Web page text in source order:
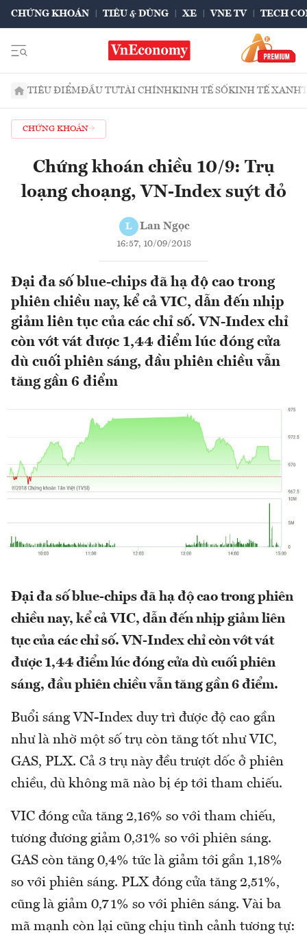
CHỨNG KHOÁN TIÊU & DÙNG XE VNE TV TECH
TIÊU ĐIỂMĐẦU TƯTÀI CHÍNHKINH TẾ SỐKINH TẾ XANH
CHỨNG KHOÁN
Chứng khoán chiều 10/9: Trụ
loạng choạng, VN-Index suýt đỏ
L Lan Ngọc
16:57, 10/09/2018
Đại đa số blue-chips đã hạ độ cao trong
phiên chiều nay, kể cả VIC, dẫn đến nhịp
giảm liên tục của các chỉ số. VN-Index chỉ
còn vớt vát được 1,44 điểm lúc đóng cửa
dù cuối phiên sáng, đầu phiên chiều vẫn
tăng gần 6 điểm
Đại đa số blue-chips đã hạ độ cao trong phiên
chiều nay, kể cả VIC, dẫn đến nhịp giảm liên
tục của các chỉ số. VN-Index chỉ còn vớt vát
được 1,44 điểm lúc đóng cửa dù cuối phiên
sáng, đầu phiên chiều vẫn tăng gần 6 điểm.
Buổi sáng VN-Index duy trì được độ cao gần
như là nhờ một số trụ còn tăng tốt như VIC,
GAS, PLX. Cả 3 trụ này đều trượt dốc ở phiên
chiều, dù không mã nào bị ép tới tham chiếu.
VIC đóng cửa tăng 2,16% so với tham chiếu,
tương đương giảm 0,31% so với phiên sáng.
GAS còn tăng 0,4% tức là giảm tới gần 1,18%
so với phiên sáng. PLX đóng cửa tăng 2,51%,
cũng là giảm 0,71% so với phiên sáng. Vài ba
mã mạnh còn lại cũng chịu tình cảnh tương tự: